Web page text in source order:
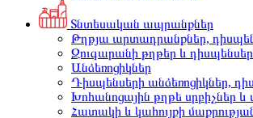
Տնտեսական ապրանքներ
Թղթյա արտադրանքներ,
Զուգարանի թղթեր և
Անձեռոցիկներ
Դիսպենսերի անձեռոցիկներ,
Խոհանոցային թղթե սրբիչներ և
Հատակի և կահույքի